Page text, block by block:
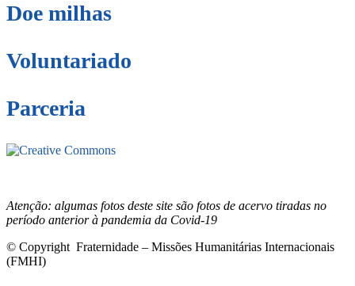
Doe milhas
Voluntariado
Parceria
Atenção: algumas fotos deste site são fotos de acervo tiradas no
período anterior à pandemia da Covid-19
© Copyright Fraternidade – Missões Humanitárias Internacionais
(FMHI)